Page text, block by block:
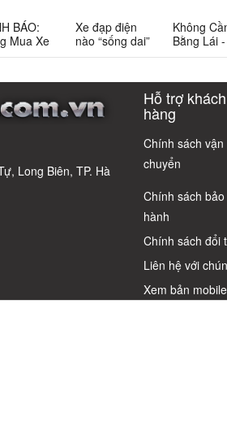
BÁO:
Mua Xe
Chỉ Vì
5 Bẫy
Chọn Xe
Chỉnh
Xe đạp điện
nào “sống dai”
nhất sau 5
có câu trả lời
Không
Bằng Lái
3 Xe Đạp
Cho Học
Long Biên, TP. Hà
Hỗ trợ khách
hàng
Chính sách vận
chuyển
Chính sách bảo
hành
Chính sách đổi
Liên hệ với
Xem bản